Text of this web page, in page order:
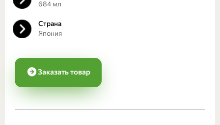
684 мл
Страна
Япония
Заказать товар